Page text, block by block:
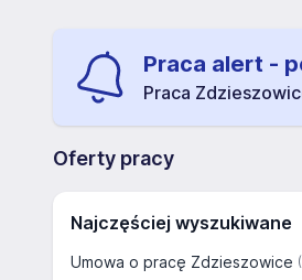
Praca alert -
Praca
Oferty pracy
Najczęściej wyszukiwane
Umowa o pracę Zdzieszowice